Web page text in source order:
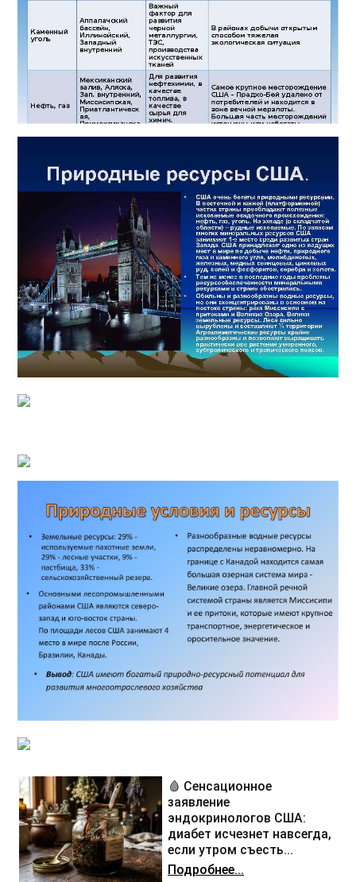
🩸 Сенсационное
заявление
эндокринологов США:
диабет исчезнет навсегда,
если утром съесть...
Подробнее...